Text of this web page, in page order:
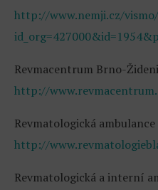
http://www.nemji.cz/
Revmacentrum Brno-
http://
Revmatologická
http://
Revmatologická a interní